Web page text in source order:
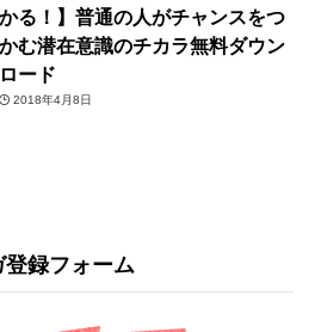
かる！】普通の人がチャンスをつ
かむ潜在意識のチカラ無料ダウン
ロード
2018年4月8日
録フォーム